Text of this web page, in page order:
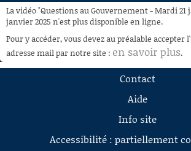
À LA DEMANDE
RECHERCHE
AIDE À LA DÉCOUPE
La vidéo "Questions au Gouvernement - Mardi 21
janvier 2025 n'est plus disponible en ligne.
Pour y accéder, vous devez au préalable
adresse mail par notre site : en savoir plus.
Contact
Aide
Info site
Accessibilité : partiellement